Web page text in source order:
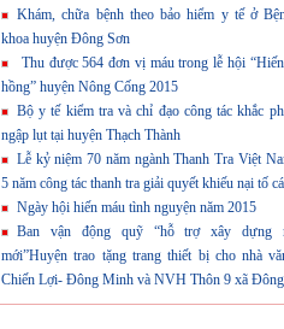
Khám, chữa bệnh theo bảo hiểm y tế ở
khoa huyện Đông Sơn
Thu được 564 đơn vị máu trong lễ hội
hồng” huyện Nông Cống 2015
Bộ y tế kiểm tra và chỉ đạo công tác khắc
ngập lụt tại huyện Thạch Thành
Lễ kỷ niệm 70 năm ngành Thanh Tra Việt
5 năm công tác thanh tra giải quyết khiếu nại tố
Ngày hội hiến máu tình nguyện năm 2015
Ban vận động quỹ “hỗ trợ xây dựng
mới”Huyện trao tặng trang thiết bị cho nhà
Chiến Lợi- Đông Minh và NVH Thôn 9 xã